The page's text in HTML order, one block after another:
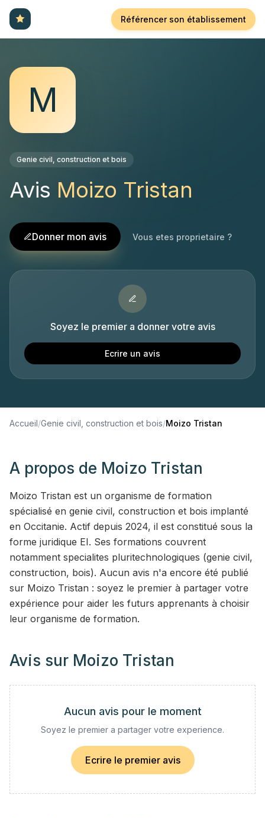
Référencer son établissement
M
Genie civil, construction et bois
Avis Moizo Tristan
Donner mon avis Vous etes proprietaire ?
Soyez le premier a donner votre avis
Ecrire un avis
Accueil/Genie civil, construction et bois/Moizo Tristan
A propos de Moizo Tristan
Moizo Tristan est un organisme de formation
spécialisé en genie civil, construction et bois implanté
en Occitanie. Actif depuis 2024, il est constitué sous la
forme juridique EI. Ses formations couvrent
notamment specialites pluritechnologiques (genie civil,
construction, bois). Aucun avis n'a encore été publié
sur Moizo Tristan : soyez le premier à partager votre
expérience pour aider les futurs apprenants à choisir
leur organisme de formation.
Avis sur Moizo Tristan
Aucun avis pour le moment
Soyez le premier a partager votre experience.
Ecrire le premier avis